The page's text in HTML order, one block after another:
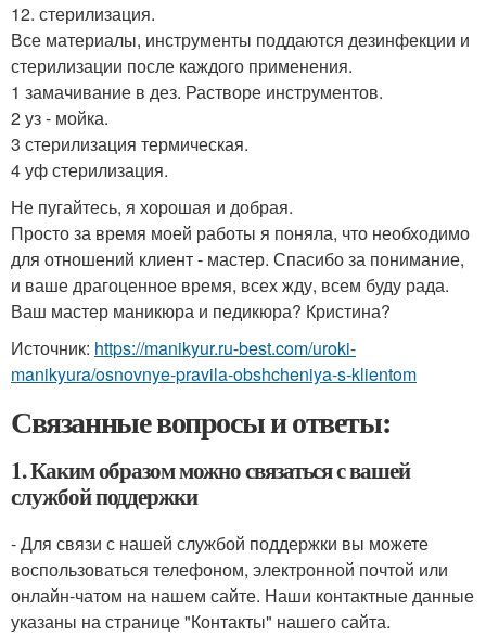
12. стерилизация.
Все материалы, инструменты поддаются дезинфекции и
стерилизации после каждого применения.
1 замачивание в дез. Растворе инструментов.
2 уз - мойка.
3 стерилизация термическая.
4 уф стерилизация.
Не пугайтесь, я хорошая и добрая.
Просто за время моей работы я поняла, что необходимо
для отношений клиент - мастер. Спасибо за понимание,
и ваше драгоценное время, всех жду, всем буду рада.
Ваш мастер маникюра и педикюра? Кристина?
Источник: https://manikyur.ru-best.com/uroki-
manikyura/osnovnye-pravila-obshcheniya-s-klientom
Связанные вопросы и ответы:
1. Каким образом можно связаться с вашей
службой поддержки
- Для связи с нашей службой поддержки вы можете
воспользоваться телефоном, электронной почтой или
онлайн-чатом на нашем сайте. Наши контактные данные
указаны на странице "Контакты" нашего сайта.